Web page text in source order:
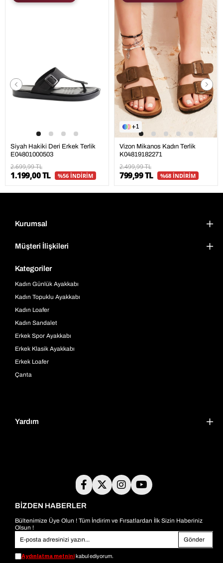
Siyah Hakiki Deri Erkek Terlik
E04801000503
2.699,99 TL
1.199,00 TL %56 İNDİRİM
1
Vizon Mikanos Kadın Terlik
K04819182271
2.499,99 TL
799,99 TL %68 İNDİRİM
Kurumsal
Müşteri İlişkileri
Kategoriler
Kadın Günlük Ayakkabı
Kadın Topuklu Ayakkabı
Kadın Loafer
Kadın Sandalet
Erkek Spor Ayakkabı
Erkek Klasik Ayakkabı
Erkek Loafer
Çanta
Yardım
BİZDEN HABERLER
Bültenimize Üye Olun ! Tüm İndirim ve Fırsatlardan İlk Sizin Haberiniz
Olsun !
Gönder
Aydınlatma metninikabul ediyorum.